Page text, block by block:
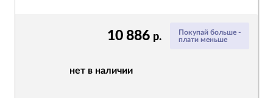
Покупай больше -
плати меньше
10 886 р.
нет в наличии